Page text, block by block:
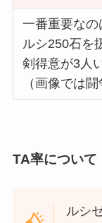
一番重要なの
ルシ250石を
剣得意が3人
（画像では
TA率について
ルシ